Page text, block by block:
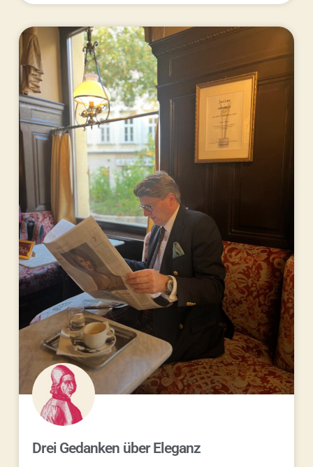
Drei Gedanken über Eleganz